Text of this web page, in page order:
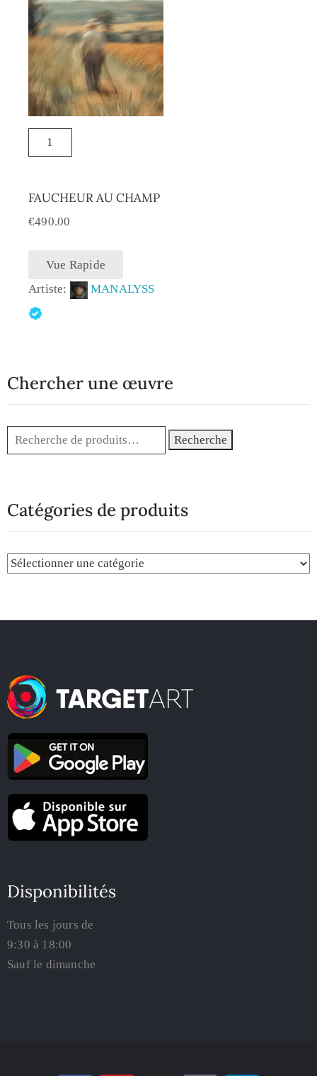
FAUCHEUR AU CHAMP
€490.00
Vue Rapide
Artiste:
MANALYSS
Chercher une œuvre
Recherche
Catégories de produits
Disponibilités
Tous les jours de
9:30 à 18:00
Sauf le dimanche